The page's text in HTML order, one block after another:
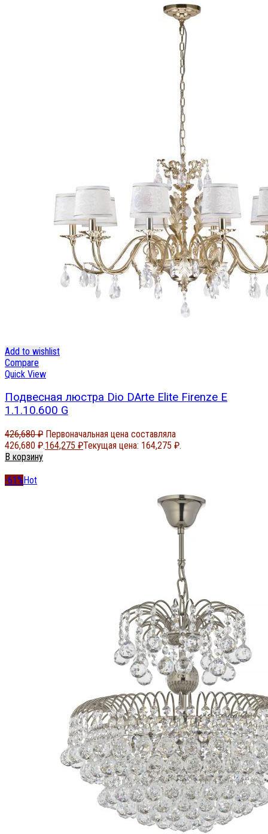
Add to wishlist
Compare
Quick View
Подвесная люстра Dio DArte Elite Firenze E
1.1.10.600 G
426,680₽ Первоначальная цена составляла
426,680 ₽.164,275 ₽Текущая цена: 164,275 ₽.
В корзину
-61%Hot